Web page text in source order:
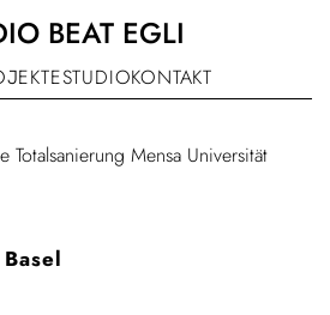
BEAT EGLI
JEKTESTUDIOKONTAKT